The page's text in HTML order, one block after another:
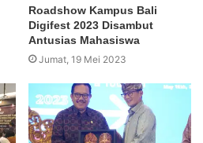
Roadshow Kampus Bali
Digifest 2023 Disambut
Antusias Mahasiswa
Jumat, 19 Mei 2023